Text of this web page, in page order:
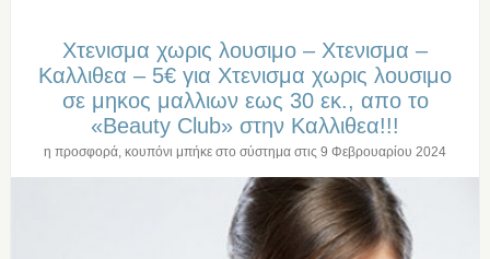
Χτενισμα χωρις λουσιμο – Χτενισμα –
Καλλιθεα – 5€ για Χτενισμα χωρις λουσιμο
σε μηκος μαλλιων εως 30 εκ., απο το
«Beauty Club» στην Καλλιθεα!!!
η προσφορά, κουπόνι μπήκε στο σύστημα στις 9 Φεβρουαρίου 2024